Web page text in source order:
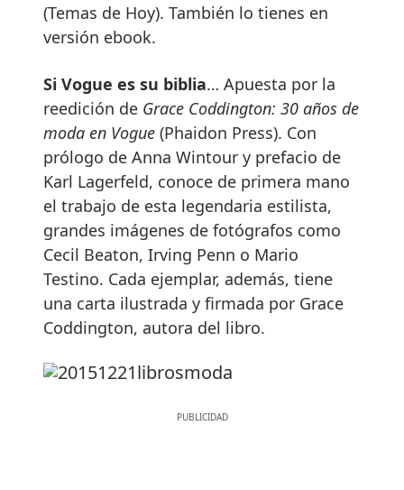
(Temas de Hoy). También lo tienes en
versión ebook.
Si Vogue es su biblia… Apuesta por la
reedición de Grace Coddington: 30 años de
moda en Vogue (Phaidon Press). Con
prólogo de Anna Wintour y prefacio de
Karl Lagerfeld, conoce de primera mano
el trabajo de esta legendaria estilista,
grandes imágenes de fotógrafos como
Cecil Beaton, Irving Penn o Mario
Testino. Cada ejemplar, además, tiene
una carta ilustrada y firmada por Grace
Coddington, autora del libro.